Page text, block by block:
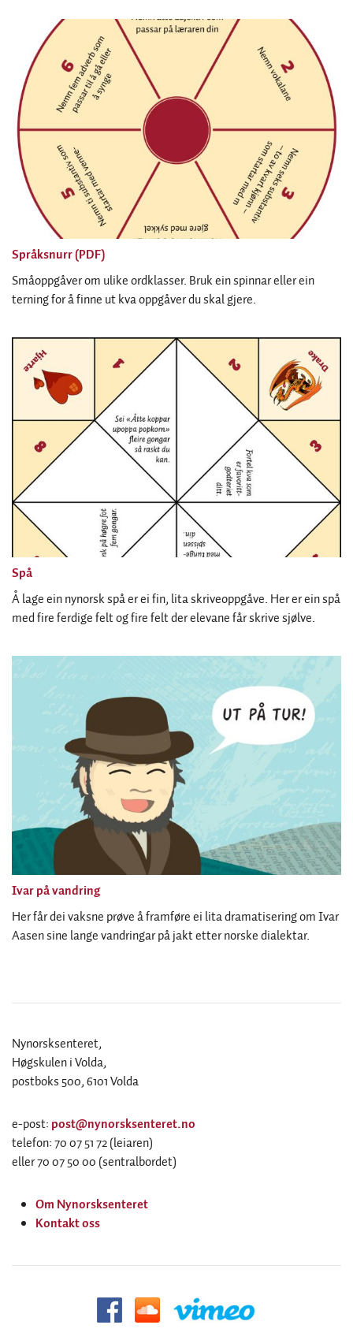
Språksnurr (PDF)
Småoppgåver om ulike ordklasser. Bruk ein spinnar eller ein
terning for å finne ut kva oppgåver du skal gjere.
Spå
Å lage ein nynorsk spå er ei fin, lita skriveoppgåve. Her er ein spå
med fire ferdige felt og fire felt der elevane får skrive sjølve.
Ivar på vandring
Her får dei vaksne prøve å framføre ei lita dramatisering om Ivar
Aasen sine lange vandringar på jakt etter norske dialektar.
Nynorsksenteret,
Høgskulen i Volda,
postboks 500, 6101 Volda
e-post: post@nynorsksenteret.no
telefon: 70 07 51 72 (leiaren)
eller 70 07 50 00 (sentralbordet)
Om Nynorsksenteret
Kontakt oss